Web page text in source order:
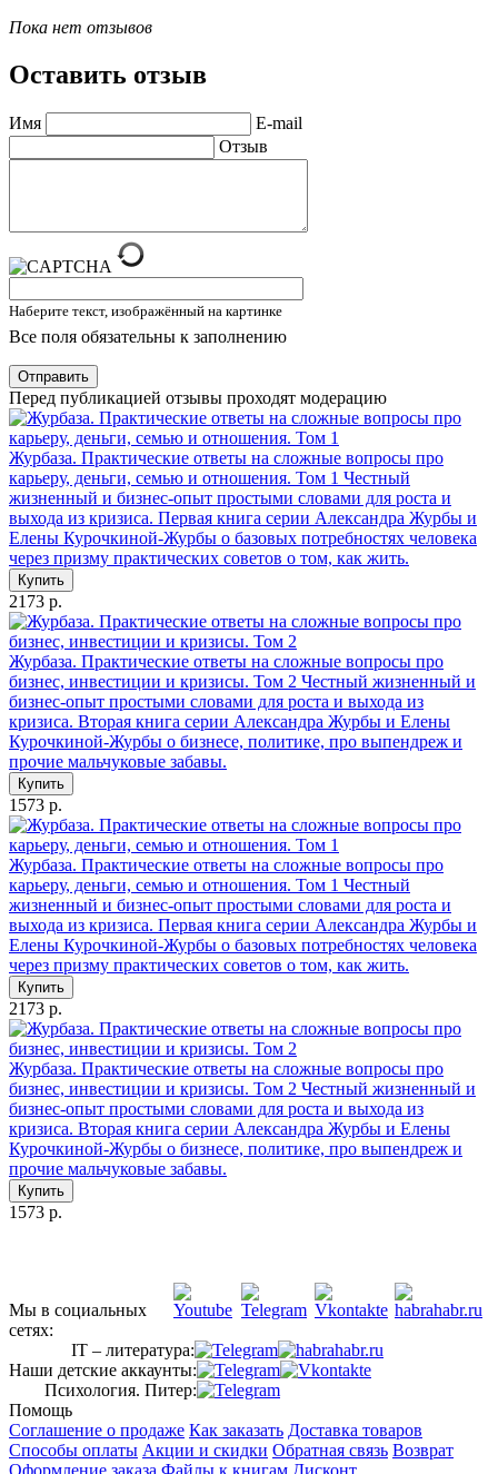
Пока нет отзывов
Оставить отзыв
Имя
E-mail
Отзыв
Наберите текст, изображённый на картинке
Все поля обязательны к заполнению
Отправить
Перед публикацией отзывы проходят модерацию
Журбаза. Практические ответы на сложные вопросы про
карьеру, деньги, семью и отношения. Том 1 Честный
жизненный и бизнес-опыт простыми словами для роста и
выхода из кризиса. Первая книга серии Александра Журбы и
Елены Курочкиной-Журбы о базовых потребностях человека
через призму практических советов о том, как жить.
Купить
2173 р.
Журбаза. Практические ответы на сложные вопросы про
бизнес, инвестиции и кризисы. Том 2 Честный жизненный и
бизнес-опыт простыми словами для роста и выхода из
кризиса. Вторая книга серии Александра Журбы и Елены
Курочкиной-Журбы о бизнесе, политике, про выпендреж и
прочие мальчуковые забавы.
Купить
1573 р.
Журбаза. Практические ответы на сложные вопросы про
карьеру, деньги, семью и отношения. Том 1 Честный
жизненный и бизнес-опыт простыми словами для роста и
выхода из кризиса. Первая книга серии Александра Журбы и
Елены Курочкиной-Журбы о базовых потребностях человека
через призму практических советов о том, как жить.
Купить
2173 р.
Журбаза. Практические ответы на сложные вопросы про
бизнес, инвестиции и кризисы. Том 2 Честный жизненный и
бизнес-опыт простыми словами для роста и выхода из
кризиса. Вторая книга серии Александра Журбы и Елены
Курочкиной-Журбы о бизнесе, политике, про выпендреж и
прочие мальчуковые забавы.
Купить
1573 р.
Мы в социальных
сетях:
IT – литература:
Наши детские аккаунты:
Психология. Питер:
Помощь
Соглашение о продаже Как заказать Доставка товаров
Способы оплаты Акции и скидки Обратная связь Возврат
Оформление заказа Файлы к книгам Дисконт